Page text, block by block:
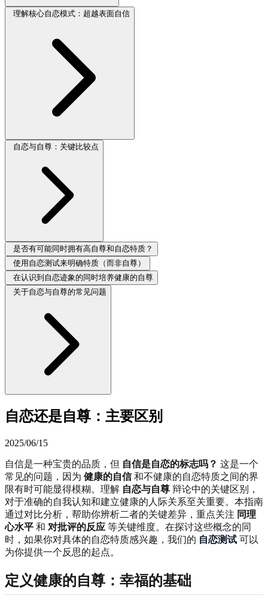
理解核心自恋模式：超越表面自信
自恋与自尊：关键比较点
是否有可能同时拥有高自尊和自恋特质？
使用自恋测试来明确特质（而非自尊）
在认识到自恋迹象的同时培养健康的自尊
关于自恋与自尊的常见问题
自恋还是自尊：主要区别
2025/06/15
自信是一种宝贵的品质，但 自信是自恋的标志吗？ 这是一个
常见的问题，因为 健康的自信和不健康的自恋特质之间的界
限有时可能显得模糊。理解 自恋与自尊 辩论中的关键区别，
对于准确的自我认知和建立健康的人际关系至关重要。本指南
通过对比分析，帮助你辨析二者的关键差异，重点关注 同理
心水平 和 对批评的反应 等关键维度。在探讨这些概念的同
时，如果你对具体的自恋特质感兴趣，我们的 自恋测试 可以
为你提供一个反思的起点。
定义健康的自尊：幸福的基础